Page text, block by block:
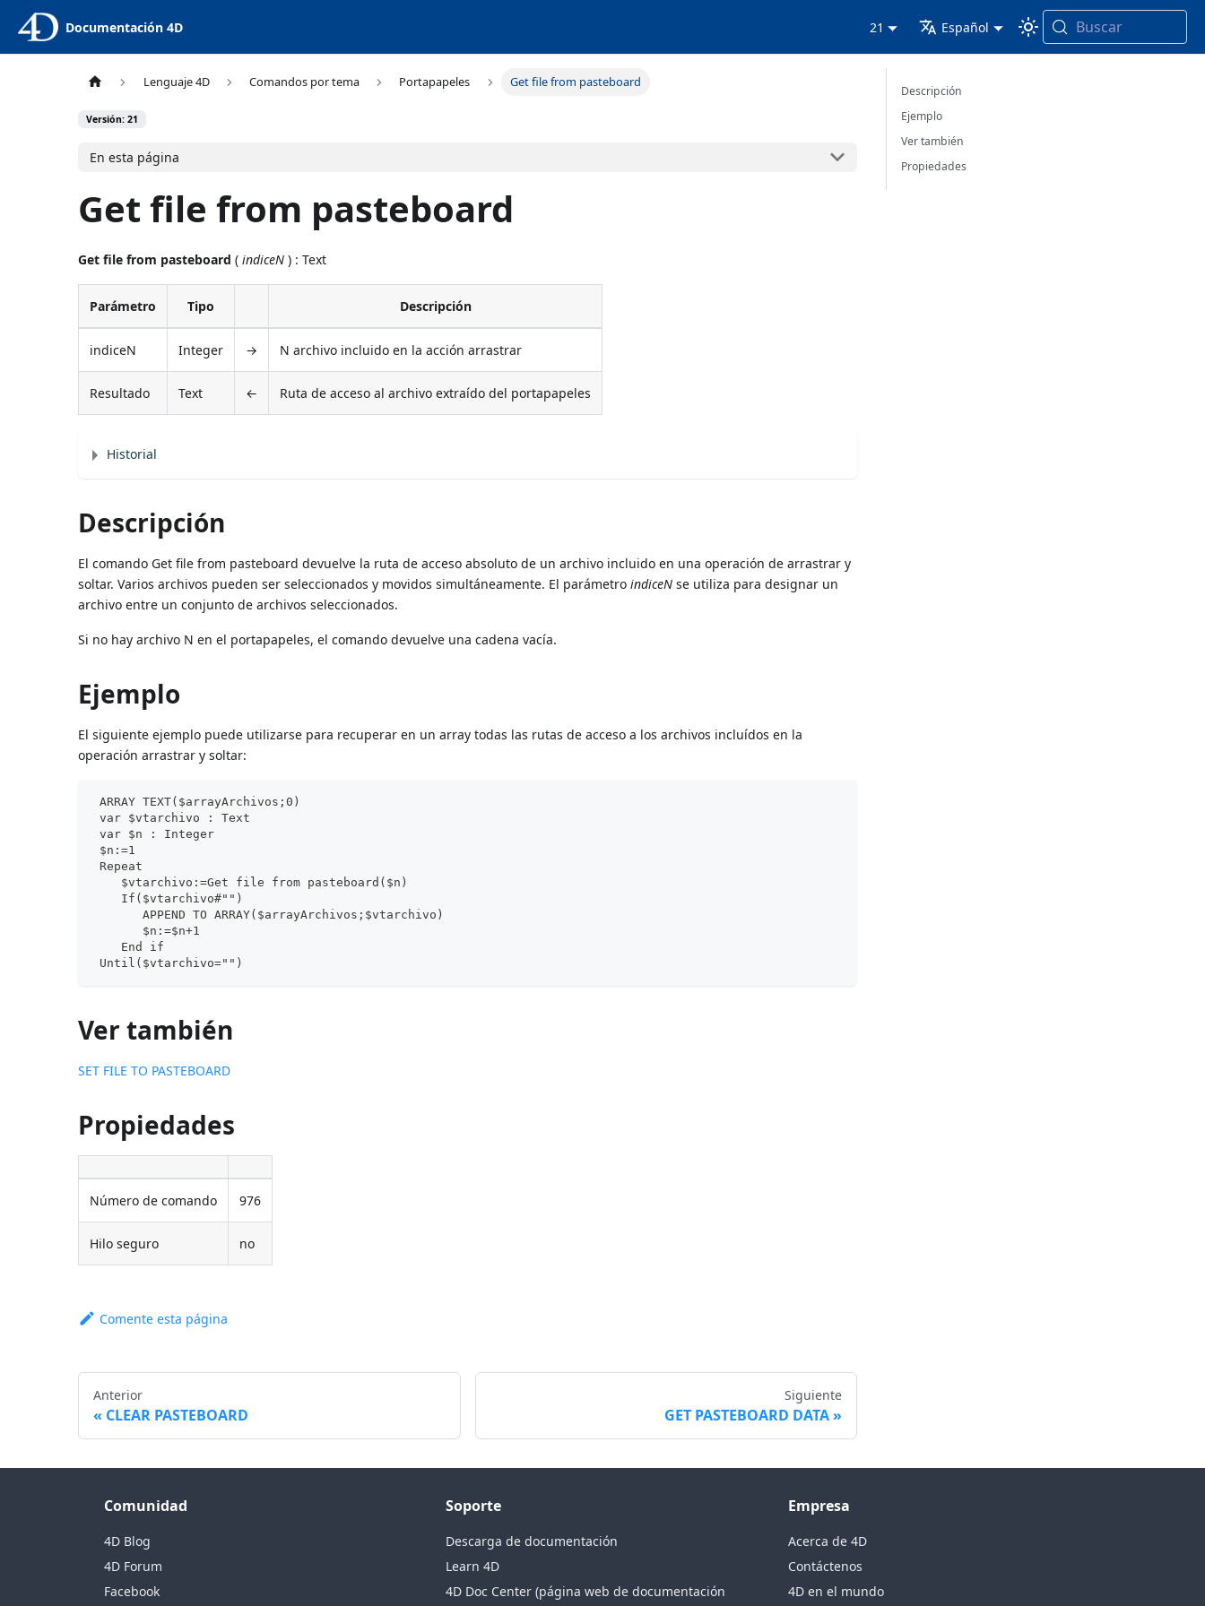
Documentación 4D 21 Español Buscar
Lenguaje 4D Comandos por tema Portapapeles Get file from pasteboard
Versión: 21
En esta página
Get file from pasteboard
Get file from pasteboard (indiceN ) : Text
Parámetro Tipo Descripción
indiceN Integer → N archivo incluido en la acción arrastrar
Resultado Text ← Ruta de acceso al archivo extraído del portapapeles
Historial
Descripción
El comando Get file from pasteboard devuelve la ruta de acceso absoluto de un archivo incluido en una operación de arrastrar y
soltar. Varios archivos pueden ser seleccionados y movidos simultáneamente. El parámetroindiceN se utiliza para designar un
archivo entre un conjunto de archivos seleccionados.
Si no hay archivo N en el portapapeles, el comando devuelve una cadena vacía.
Ejemplo
El siguiente ejemplo puede utilizarse para recuperar en un array todas las rutas de acceso a los archivos incluídos en la
operación arrastrar y soltar:
ARRAY TEXT($arrayArchivos;0)
var $vtarchivo : Text
var $n : Integer
$n:=1
Repeat
$vtarchivo:=Get file from pasteboard($n)
If($vtarchivo#"")
APPEND TO ARRAY($arrayArchivos;$vtarchivo)
$n:=$n+1
End if
Until($vtarchivo="")
Ver también
SET FILE TO PASTEBOARD
Propiedades
Número de comando 976
Hilo seguro no
Comente esta página
Anterior
CLEAR PASTEBOARD
Siguiente
GET PASTEBOARD DATA
Descripción
Ejemplo
Ver también
Propiedades
Comunidad
4D Blog
4D Forum
Facebook
Soporte
Descarga de documentación
Learn 4D
4D Doc Center (página web de documentación
Empresa
Acerca de 4D
Contáctenos
4D en el mundo